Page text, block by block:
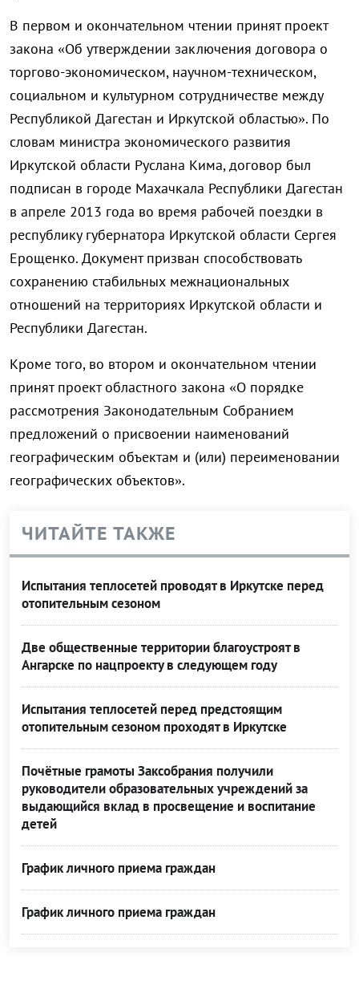
В первом и окончательном чтении принят проект
закона «Об утверждении заключения договора о
торгово-экономическом, научном-техническом,
социальном и культурном сотрудничестве между
Республикой Дагестан и Иркутской областью». По
словам министра экономического развития
Иркутской области Руслана Кима, договор был
подписан в городе Махачкала Республики Дагестан
в апреле 2013 года во время рабочей поездки в
республику губернатора Иркутской области Сергея
Ерощенко. Документ призван способствовать
сохранению стабильных межнациональных
отношений на территориях Иркутской области и
Республики Дагестан.
Кроме того, во втором и окончательном чтении
принят проект областного закона «О порядке
рассмотрения Законодательным Собранием
предложений о присвоении наименований
географическим объектам и (или) переименовании
географических объектов».
ЧИТАЙТЕ ТАКЖЕ
Испытания теплосетей проводят в Иркутске перед
отопительным сезоном
Две общественные территории благоустроят в
Ангарске по нацпроекту в следующем году
Испытания теплосетей перед предстоящим
отопительным сезоном проходят в Иркутске
Почётные грамоты Заксобрания получили
руководители образовательных учреждений за
выдающийся вклад в просвещение и воспитание
детей
График личного приема граждан
График личного приема граждан